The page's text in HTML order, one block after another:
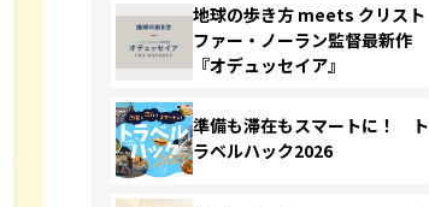
地球の歩き方 meets クリスト
ファー・ノーラン監督最新作
『オデュッセイア』
準備も滞在もスマートに！ ト
ラベルハック2026